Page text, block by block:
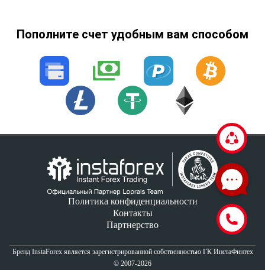
Пополните счет удобным вам способом
Политика конфиденциальности
Контакты
Партнерство
Бренд InstaForexявляется зарегистрированной собственностью ГК ИнстаФинтех
© 2007-2026